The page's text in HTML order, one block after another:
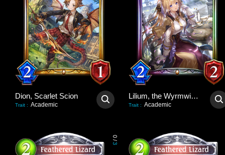
Dion, Scarlet Scion
Trait : Academic
Lilium, the Wyrmwitch
Trait : Academic
0
/
3